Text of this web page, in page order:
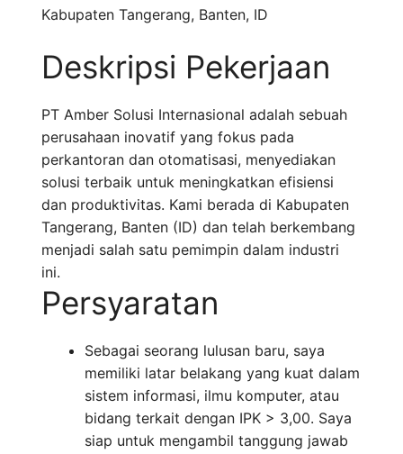
Kabupaten Tangerang, Banten, ID
Deskripsi Pekerjaan
PT Amber Solusi Internasional adalah sebuah
perusahaan inovatif yang fokus pada
perkantoran dan otomatisasi, menyediakan
solusi terbaik untuk meningkatkan efisiensi
dan produktivitas. Kami berada di Kabupaten
Tangerang, Banten (ID) dan telah berkembang
menjadi salah satu pemimpin dalam industri
ini.
Persyaratan
Sebagai seorang lulusan baru, saya
memiliki latar belakang yang kuat dalam
sistem informasi, ilmu komputer, atau
bidang terkait dengan IPK > 3,00. Saya
siap untuk mengambil tanggung jawab